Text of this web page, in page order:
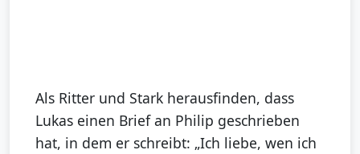
Als Ritter und Stark herausfinden, dass
Lukas einen Brief an Philip geschrieben
hat, in dem er schreibt: „Ich liebe, wen ich